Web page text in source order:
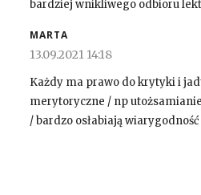
bardziej wnikliwego odbioru
MARTA
13.09.2021 14:18
Każdy ma prawo do krytyki i
merytoryczne / np
/ bardzo osłabiają